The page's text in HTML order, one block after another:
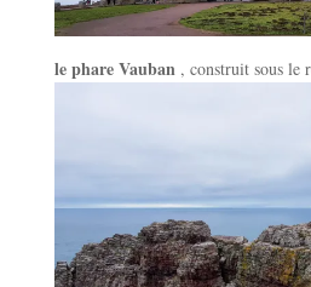
le phare Vauban, construit sous le